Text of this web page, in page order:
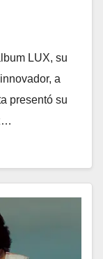
LUX, su
a
presentó su